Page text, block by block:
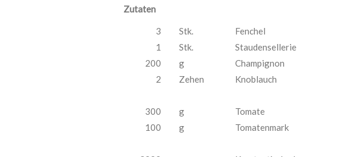
Zutaten
3 Stk.
Fenchel
1
Stk.
Staudensellerie
200
g
Champignon
2
Zehen Knoblauch
300 g
Tomate
100
g Tomatenmark